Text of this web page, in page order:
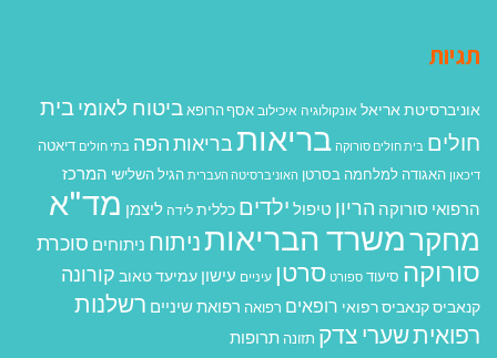
תגיות
אוניברסיטת אריאל אונקולוגיה איכילוב אסף הרופא ביטוח לאומיבית
חולים בית חולים סורוקה בריאותבריאות הפה בתי חולים דיאטה
דיכאון האגודה למלחמה בסרטן האוניברסיטה העברית הגיל השלישי המרכז
הרפואי סורוקה הריון טיפול ילדים כללית לידה ליצמן מד"א
מחקרמשרד הבריאותניתוח ניתוחים סוכרת
סורוקה סיעוד ספורט סרטן עיניים עישון עמיעד טאוב קורונה
קנאביסקנאביס רפואי רופאים רפואה רפואת שיניים רשלנות
רפואיתשערי צדק תזונה תרופות